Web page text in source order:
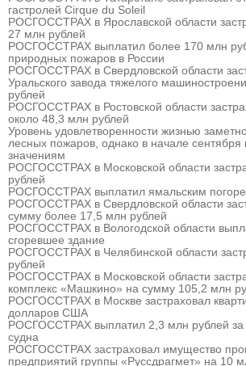
гастролей Cirque du Soleil
РОСГОССТРАХ в Ярославской области
27 млн рублей
РОСГОССТРАХ выплатил более 170 млн
природных пожаров в России
РОСГОССТРАХ в Свердловской области
Уральского завода тяжелого
рублей
РОСГОССТРАХ в Ростовской области
около 48,3 млн рублей
Уровень удовлетворенности жизнью
лесных пожаров, однако в начале сентября
значениям
РОСГОССТРАХ в Московской области
рублей
РОСГОССТРАХ выплатил ямальским
РОСГОССТРАХ в Свердловской области
сумму более 17,5 млн рублей
РОСГОССТРАХ в Вологодской области
сгоревшее здание
РОСГОССТРАХ в Челябинской области
рублей
РОСГОССТРАХ в Московской области
комплекс «Машкино» на сумму 105,2 млн
РОСГОССТРАХ в Москве застраховал
долларов США
РОСГОССТРАХ выплатил 2,3 млн рублей за
судна
РОСГОССТРАХ застраховал имущество
предприятий группы «Руссдрагмет» на 10